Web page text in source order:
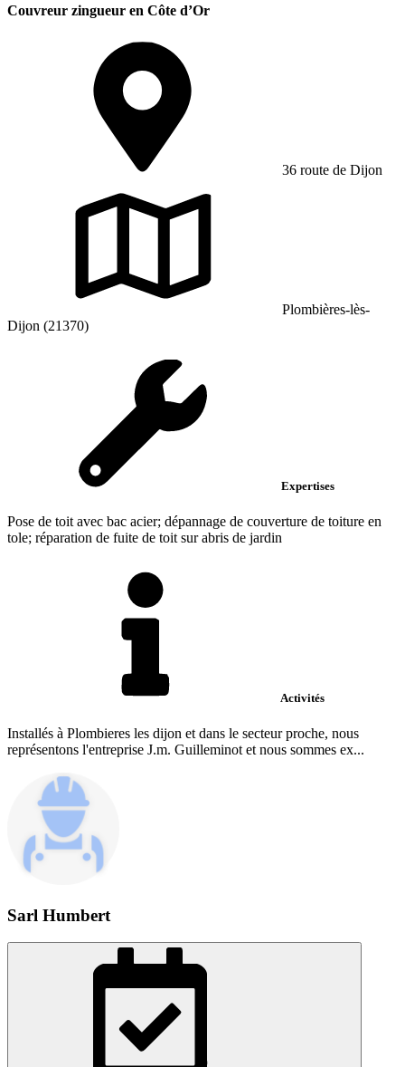
Couvreur zingueur en Côte d’Or
36 route de Dijon
Plombières-lès-
Dijon (21370)
Expertises
Pose de toit avec bac acier; dépannage de couverture de toiture en
tole; réparation de fuite de toit sur abris de jardin
Activités
Installés à Plombieres les dijon et dans le secteur proche, nous
représentons l'entreprise J.m. Guilleminot et nous sommes ex...
Sarl Humbert